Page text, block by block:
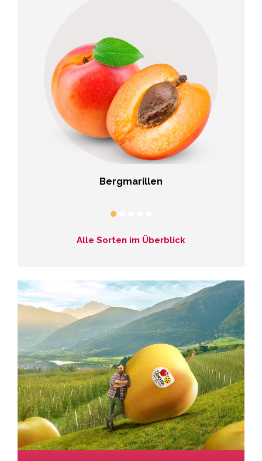
Bergmarillen
Alle Sorten im Überblick